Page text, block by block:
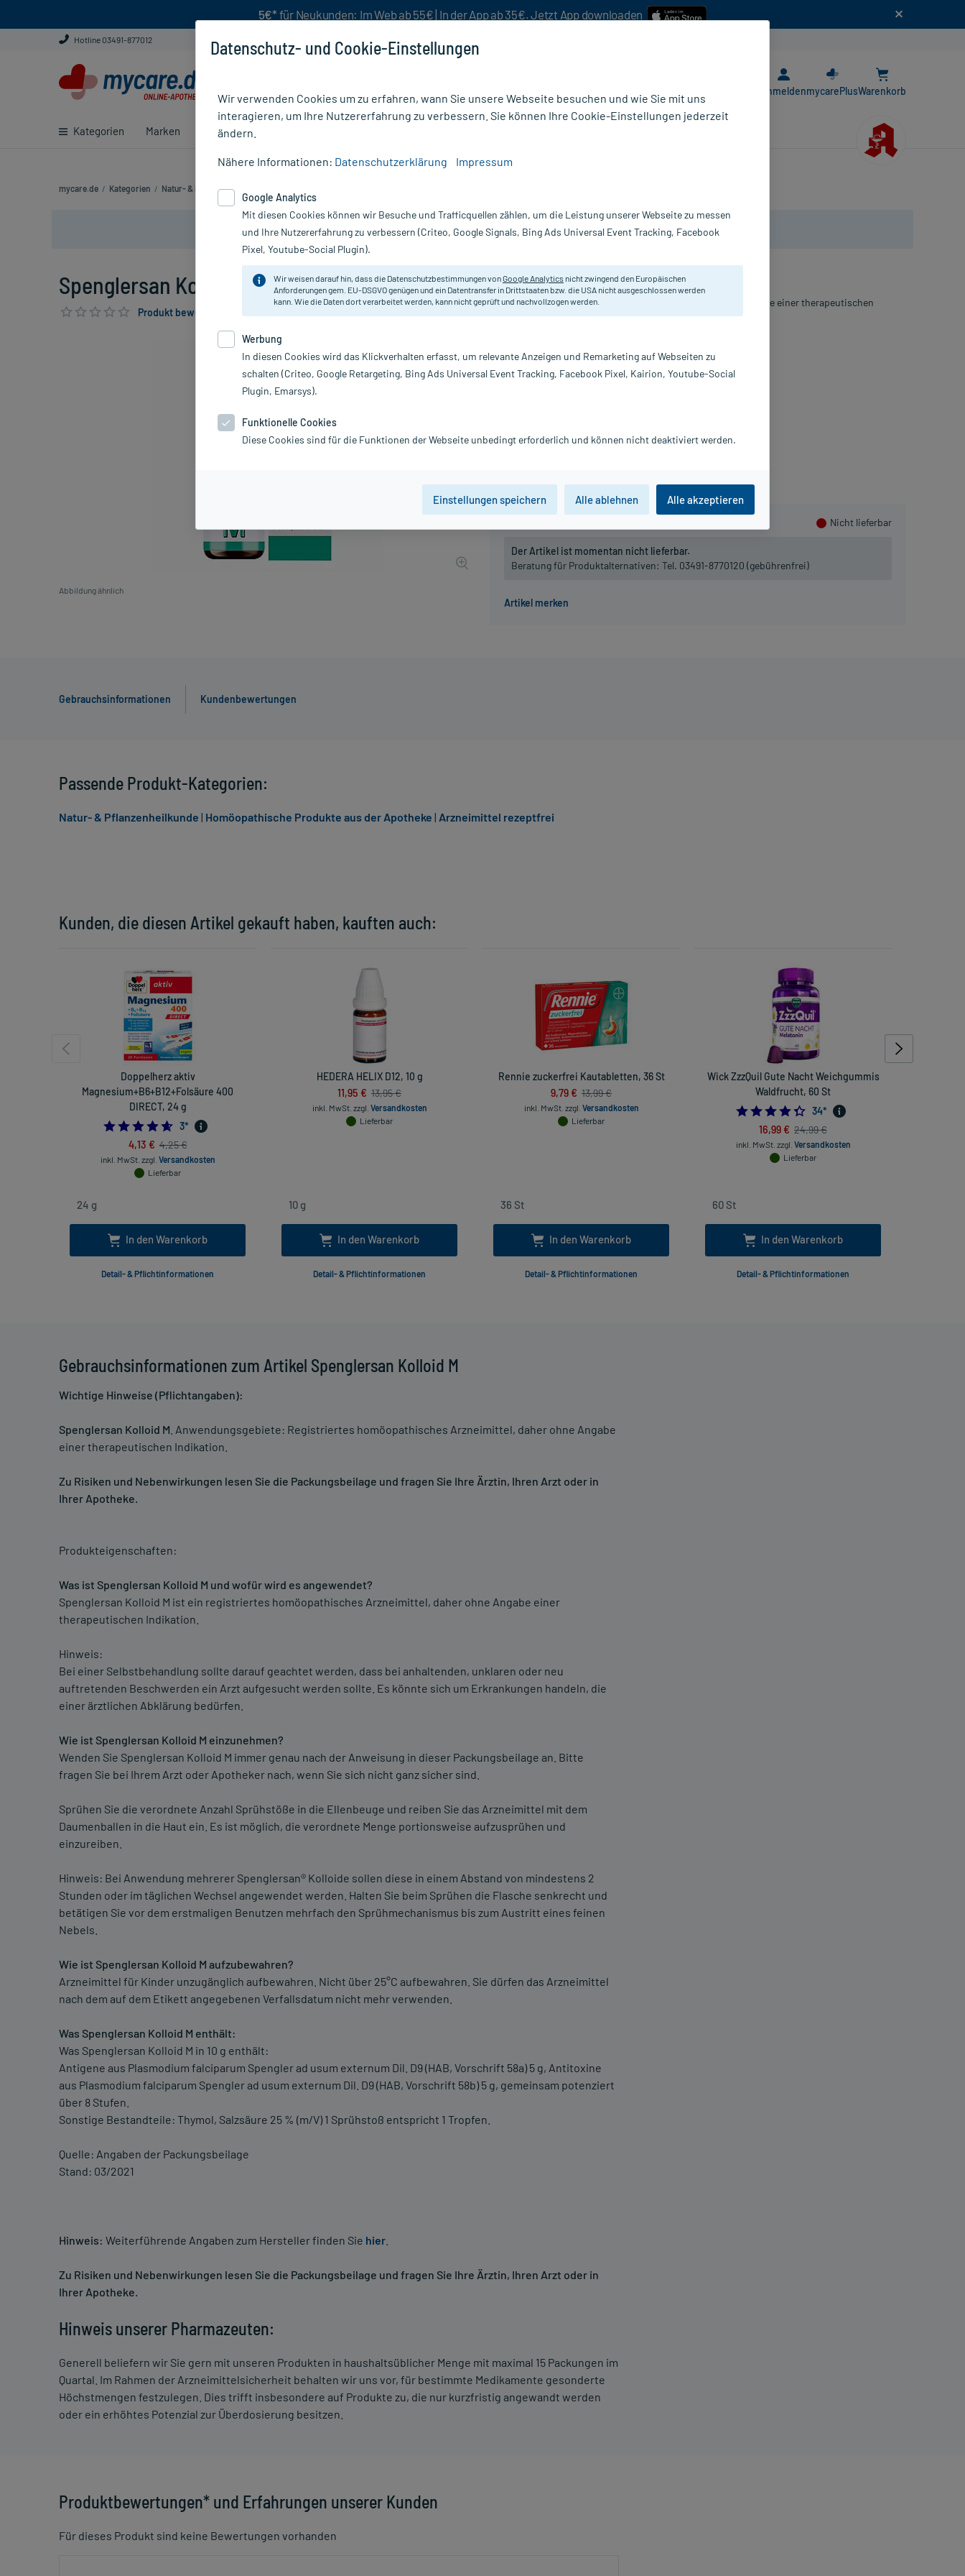
5€* für Neukunden: Im Web ab 55€ | In der App ab 35€. Jetzt App downloaden
Hotline 03491-877012
Kategorien Marken Ratgeber
AnmeldenmycarePlusWarenkorb
mycare.de / Kategorien / Natur- & Pflanzenheilkunde
Nur für kurze Zeit:Gratis-Versand* ab 19€ Mindestbestellwert!
Spenglersan Kolloid M, 20 ml
Produkt bewerten & PlusHerzen sichern
Abbildung ähnlich
14,29 €
Grundpreis: 714,50 € / l
Nicht lieferbar
Der Artikel ist momentan nicht lieferbar.
Beratung für Produktalternativen: Tel. 03491-8770120 (gebührenfrei)
Spenglersan
Registriertes homöopathisches Arzneimittel, daher ohne Angabe einer therapeutischen
Indikation.
Inhalt:
20 ml
PZN:
01892236
Gebrauchsinformationen Kundenbewertungen
Gebrauchsinformationen zum Artikel Spenglersan Kolloid M
Wichtige Hinweise (Pflichtangaben):
Spenglersan Kolloid M . Anwendungsgebiete: Registriertes homöopathisches Arzneimittel, daher ohne Angabe
einer therapeutischen Indikation.
Zu Risiken und Nebenwirkungen lesen Sie die Packungsbeilage und fragen Sie Ihre Ärztin, Ihren Arzt oder in
Ihrer Apotheke.
Produkteigenschaften:
Was ist Spenglersan Kolloid M und wofür wird es angewendet?
Spenglersan Kolloid M ist ein registriertes homöopathisches Arzneimittel, daher ohne Angabe einer
therapeutischen Indikation.
Hinweis:
Bei einer Selbstbehandlung sollte darauf geachtet werden, dass bei anhaltenden, unklaren oder neu
auftretenden Beschwerden ein Arzt aufgesucht werden sollte. Es könnte sich um Erkrankungen handeln, die
einer ärztlichen Abklärung bedürfen.
Wie ist Spenglersan Kolloid M einzunehmen?
Wenden Sie Spenglersan Kolloid M immer genau nach der Anweisung in dieser Packungsbeilage an. Bitte
fragen Sie bei Ihrem Arzt oder Apotheker nach, wenn Sie sich nicht ganz sicher sind.
Sprühen Sie die verordnete Anzahl Sprühstöße in die Ellenbeuge und reiben Sie das Arzneimittel mit dem
Daumenballen in die Haut ein. Es ist möglich, die verordnete Menge portionsweise aufzusprühen und
einzureiben.
Hinweis: Bei Anwendung mehrerer Spenglersan® Kolloide sollen diese in einem Abstand von mindestens 2
Stunden oder im täglichen Wechsel angewendet werden. Halten Sie beim Sprühen die Flasche senkrecht und
betätigen Sie vor dem erstmaligen Benutzen mehrfach den Sprühmechanismus bis zum Austritt eines feinen
Nebels.
Wie ist Spenglersan Kolloid M aufzubewahren?
Arzneimittel für Kinder unzugänglich aufbewahren. Nicht über 25°C aufbewahren. Sie dürfen das Arzneimittel
nach dem auf dem Etikett angegebenen Verfallsdatum nicht mehr verwenden.
Was Spenglersan Kolloid M enthält:
Was Spenglersan Kolloid M in 10 g enthält:
Antigene aus Plasmodium falciparum Spengler ad usum externum Dil. D9 (HAB, Vorschrift 58a) 5 g, Antitoxine
aus Plasmodium falciparum Spengler ad usum externum Dil. D9 (HAB, Vorschrift 58b) 5 g, gemeinsam potenziert
über 8 Stufen.
Sonstige Bestandteile: Thymol, Salzsäure 25 % (m/V) 1 Sprühstoß entspricht 1 Tropfen.
Quelle: Angaben der Packungsbeilage
Stand: 03/2021
Hinweis: Weiterführende Angaben zum Hersteller finden Sie hier
Zu Risiken und Nebenwirkungen lesen Sie die Packungsbeilage und fragen Sie Ihre Ärztin, Ihren Arzt oder in
Ihrer Apotheke.
Hinweis unserer Pharmazeuten:
Generell beliefern wir Sie gern mit unseren Produkten in haushaltsüblicher Menge mit maximal 15 Packungen im
Quartal. Im Rahmen der Arzneimittelsicherheit behalten wir uns vor, für bestimmte Medikamente gesonderte
Höchstmengen festzulegen. Dies trifft insbesondere auf Produkte zu, die nur kurzfristig angewandt werden
oder ein erhöhtes Potenzial zur Überdosierung besitzen.
Produktbewertungen* und Erfahrungen unserer Kunden
Für dieses Produkt sind keine Bewertungen vorhanden
Kunden, die diesen Artikel gekauft haben, kauften auch:
Doppelherz aktiv
Magnesium+B6+B12+Folsäure 400
DIRECT, 24 g
4.666666666666667
3*
4,13 € 4,25 €
inkl. MwSt. zzgl. Versandkosten
Lieferbar
In den Warenkorb
Detail- & Pflichtinformationen
HEDERA HELIX D12, 10 g
11,95 € 13,95 €
inkl. MwSt. zzgl. Versandkosten
Lieferbar
In den Warenkorb
Detail- & Pflichtinformationen
Rennie zuckerfrei Kautabletten, 36 St
9,79 € 13,99 €
inkl. MwSt. zzgl. Versandkosten
Lieferbar
In den Warenkorb
Detail- & Pflichtinformationen
Wick ZzzQuil Gute Nacht Weichgummis
Waldfrucht, 60 St
4.411764705882353
34*
16,99 € 24,99 €
inkl. MwSt. zzgl. Versandkosten
Lieferbar
In den Warenkorb
Detail- & Pflichtinformationen
Passende Produkt-Kategorien:
Natur- & Pflanzenheilkunde | Homöopathische Produkte aus der Apotheke | Arzneimittel rezeptfrei
Datenschutz- und Cookie-Einstellungen
Wir verwenden Cookies um zu erfahren, wann Sie unsere Webseite besuchen und wie Sie mit uns
interagieren, um Ihre Nutzererfahrung zu verbessern. Sie können Ihre Cookie-Einstellungen jederzeit
ändern.
Nähere Informationen: Datenschutzerklärung Impressum
Google Analytics
Mit diesen Cookies können wir Besuche und Trafficquellen zählen, um die Leistung unserer Webseite zu messen
und Ihre Nutzererfahrung zu verbessern (Criteo, Google Signals, Bing Ads Universal Event Tracking, Facebook
Pixel, Youtube-Social Plugin).
Wir weisen darauf hin, dass die Datenschutzbestimmungen vonGoogle Analytics nicht zwingend den Europäischen
Anforderungen gem. EU-DSGVO genügen und ein Datentransfer in Drittstaaten bzw. die USA nicht ausgeschlossen werden
kann. Wie die Daten dort verarbeitet werden, kann nicht geprüft und nachvollzogen werden.
Werbung
In diesen Cookies wird das Klickverhalten erfasst, um relevante Anzeigen und Remarketing auf Webseiten zu
schalten (Criteo, Google Retargeting, Bing Ads Universal Event Tracking, Facebook Pixel, Kairion, Youtube-Social
Plugin, Emarsys).
Funktionelle Cookies
Diese Cookies sind für die Funktionen der Webseite unbedingt erforderlich und können nicht deaktiviert werden.
Einstellungen speichern Alle ablehnen Alle akzeptieren